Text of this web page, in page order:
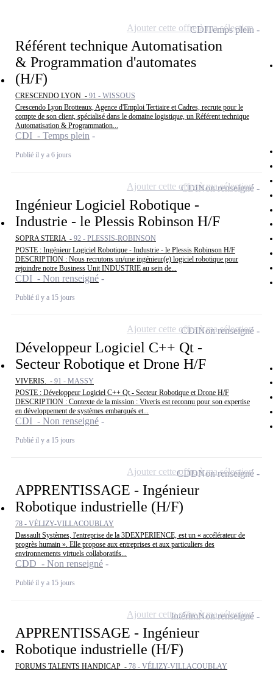
Référent technique Automatisation
& Programmation d'automates
(H/F)
CRESCENDO LYON - 91 - WISSOUS
Crescendo Lyon Brotteaux, Agence d'Emploi Tertiaire et Cadres, recrute pour le
compte de son client, spécialisé dans le domaine logistique, un Référent technique
Automatisation & Programmation...
CDI - Temps plein
Publié il y a 6 jours
CDITemps plein
Ajouter cette offre à ma sélection
Ingénieur Logiciel Robotique -
Industrie - le Plessis Robinson H/F
SOPRA STERIA - 92 - PLESSIS-ROBINSON
POSTE : Ingénieur Logiciel Robotique - Industrie - le Plessis Robinson H/F
DESCRIPTION : Nous recrutons un/une ingénieur(e) logiciel robotique pour
rejoindre notre Business Unit INDUSTRIE au sein de...
CDI - Non renseigné
Publié il y a 15 jours
CDINon renseigné
Ajouter cette offre à ma sélection
Développeur Logiciel C++ Qt -
Secteur Robotique et Drone H/F
VIVERIS. - 91 - MASSY
POSTE : Développeur Logiciel C++ Qt - Secteur Robotique et Drone H/F
DESCRIPTION : Contexte de la mission : Viveris est reconnu pour son expertise
en développement de systèmes embarqués et...
CDI - Non renseigné
Publié il y a 15 jours
CDINon renseigné
Ajouter cette offre à ma sélection
APPRENTISSAGE - Ingénieur
Robotique industrielle (H/F)
78 - VÉLIZY-VILLACOUBLAY
Dassault Systèmes, l'entreprise de la 3DEXPERIENCE, est un « accélérateur de
progrès humain ». Elle propose aux entreprises et aux particuliers des
environnements virtuels collaboratifs...
CDD - Non renseigné
Publié il y a 15 jours
CDDNon renseigné
Ajouter cette offre à ma sélection
APPRENTISSAGE - Ingénieur
Robotique industrielle (H/F)
FORUMS TALENTS HANDICAP - 78 - VÉLIZY-VILLACOUBLAY
IntérimNon renseigné
Ajouter cette offre à ma sélection